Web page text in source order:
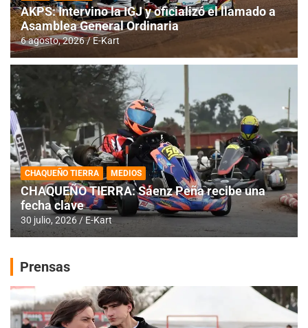
AKPS: Intervino la IGJ y oficializó el llamado a
Asamblea General Ordinaria
6 agosto, 2026 E-Kart
CHAQUEÑO TIERRA MEDIOS
CHAQUEÑO TIERRA: Sáenz Peña recibe una
fecha clave
30 julio, 2026 E-Kart
Prensas